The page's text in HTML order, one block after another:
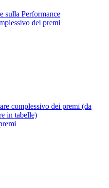
sulla Performance
dei premi
complessivo dei premi (da
in tabelle)